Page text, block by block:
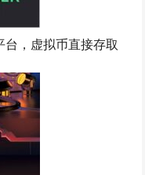
，虚拟币直接存取